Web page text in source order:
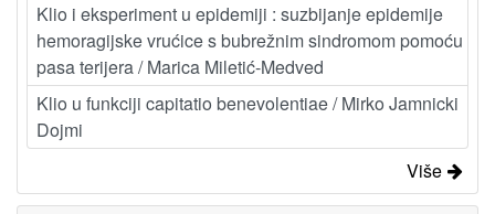
Klio i eksperiment u epidemiji : suzbijanje epidemije
hemoragijske vrućice s bubrežnim sindromom pomoću
pasa terijera / Marica Miletić-Medved
Klio u funkciji capitatio benevolentiae / Mirko Jamnicki
Dojmi
Više